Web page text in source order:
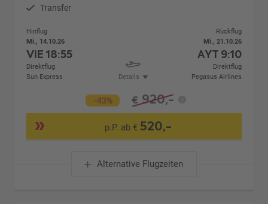
Transfer
Hinflug
Mi., 14.10.26
VIE18:55
Direktflug
Sun Express
Details
Rückflug
Mi., 21.10.26
AYT 9:10
Direktflug
Pegasus Airlines
-43% € 920,-
p.P. ab € 520,-
Alternative Flugzeiten